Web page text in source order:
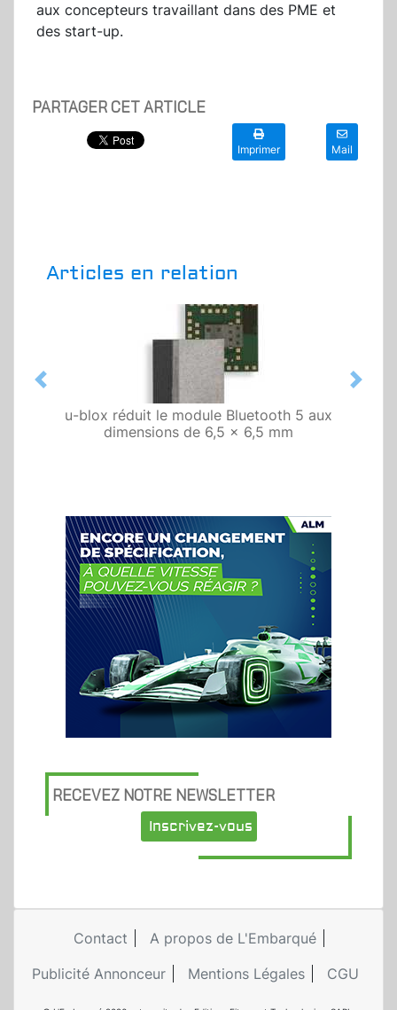
aux concepteurs travaillant dans des PME et
des start-up.
PARTAGER CET ARTICLE
Imprimer Mail
Articles en relation
u-blox réduit le module Bluetooth 5 aux
dimensions de 6,5 x 6,5 mm
Previous Next
RECEVEZ NOTRE NEWSLETTER
Inscrivez-vous
Contact
A propos de L'Embarqué
Publicité Annonceur
Mentions Légales CGU